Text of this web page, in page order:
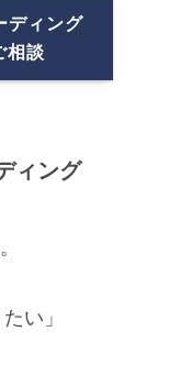
ディング
相談
ィング
い」